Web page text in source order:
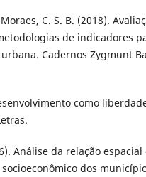
C. S. B. (2018).
de indicadores
Cadernos Zygmunt
como
Análise da relação
dos